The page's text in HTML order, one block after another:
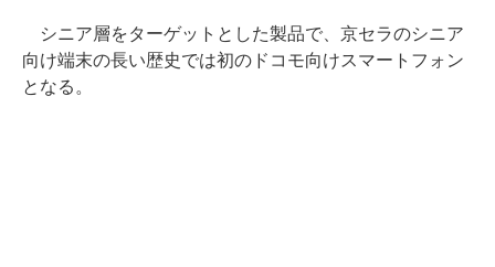
シニア層をターゲットとした製品で、京セラのシニア
向け端末の長い歴史では初のドコモ向けスマートフォン
となる。